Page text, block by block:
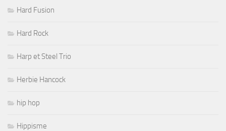
Hard Fusion
Hard Rock
Harp et Steel Trio
Herbie Hancock
hip hop
Hippisme